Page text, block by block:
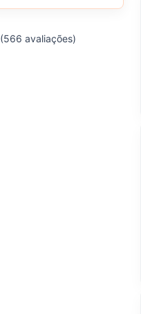
(566 avaliações)